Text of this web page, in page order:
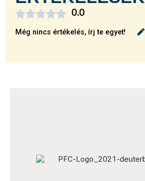
0.0

Még nincs értékelés, írj te egyet!